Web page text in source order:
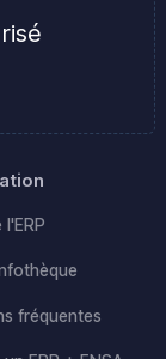
fréquentes